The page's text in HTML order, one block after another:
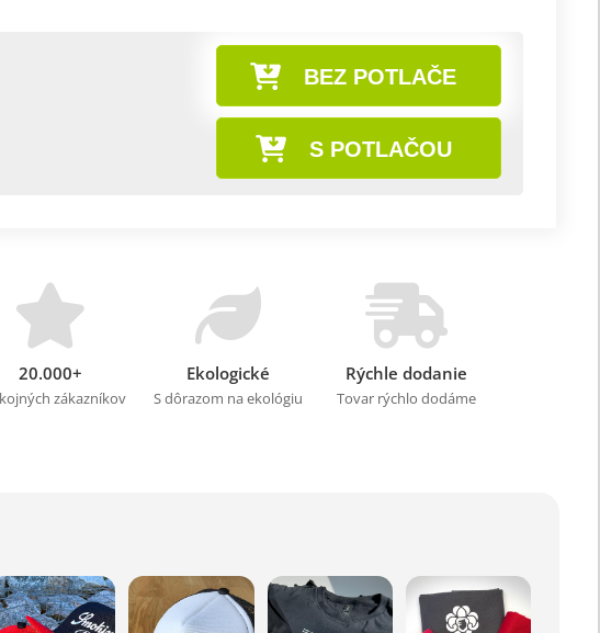
BEZ POTLAČE
S POTLAČOU
20.000+
zákazníkov
Ekologické
S dôrazom na ekológiu
Rýchle dodanie
Tovar rýchlo dodáme